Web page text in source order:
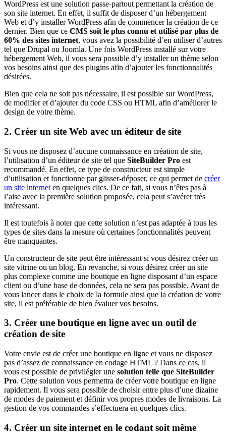
WordPress est une solution passe-partout permettant la création de
son site internet. En effet, il suffit de disposer d’un hébergement
Web et d’y installer WordPress afin de commencer la création de ce
dernier. Bien que ce CMS soit le plus connu et utilisé par plus de
60% des sites internet, vous avez la possibilité d’en utiliser d’autres
tel que Drupal ou Joomla. Une fois WordPress installé sur votre
hébergement Web, il vous sera possible d’y installer un thème selon
vos besoins ainsi que des plugins afin d’ajouter les fonctionnalités
désirées.
Bien que cela ne soit pas nécessaire, il est possible sur WordPress,
de modifier et d’ajouter du code CSS ou HTML afin d’améliorer le
design de votre thème.
2. Créer un site Web avec un éditeur de site
Si vous ne disposez d’aucune connaissance en création de site,
l’utilisation d’un éditeur de site tel que SiteBuilder Pro est
recommandé. En effet, ce type de constructeur est simple
d’utilisation et fonctionne par glisser-déposer, ce qui permet de créer
un site internet en quelques clics. De ce fait, si vous n’êtes pas à
l’aise avec la première solution proposée, cela peut s’avérer très
intéressant.
Il est toutefois à noter que cette solution n’est pas adaptée à tous les
types de sites dans la mesure où certaines fonctionnalités peuvent
être manquantes.
Un constructeur de site peut être intéressant si vous désirez créer un
site vitrine ou un blog. En revanche, si vous désirez créer un site
plus complexe comme une boutique en ligne disposant d’un espace
client ou d’une base de données, cela ne sera pas possible. Avant de
vous lancer dans le choix de la formule ainsi que la création de votre
site, il est préférable de bien évaluer vos besoins.
3. Créer une boutique en ligne avec un outil de
création de site
Votre envie est de créer une boutique en ligne et vous ne disposez
pas d’assez de connaissance en codage HTML ? Dans ce cas, il
vous est possible de privilégier une solution telle que SiteBuilder
Pro. Cette solution vous permettra de créer votre boutique en ligne
rapidement. Il vous sera possible de choisir entre plus d’une dizaine
de modes de paiement et définir vos propres modes de livraisons. La
gestion de vos commandes s’effectuera en quelques clics.
4. Créer un site internet en le codant soit même